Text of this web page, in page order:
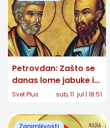
Petrovdan: Zašto se
danas lome jabuke i
šta nam proriče cvet
Svet Plus sub, 11. jul | 18:51
Zanimljivosti